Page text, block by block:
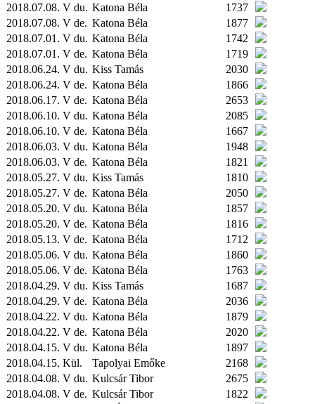
2018.07.08. V du. Katona Béla
1737
2018.07.08. V de. Katona Béla
1877
2018.07.01. V du. Katona Béla
1742
2018.07.01. V de. Katona Béla
1719
2018.06.24. V du. Kiss Tamás
2030
2018.06.24. V de. Katona Béla
1866
2018.06.17. V de. Katona Béla
2653
2018.06.10. V du. Katona Béla
2085
2018.06.10. V de. Katona Béla
1667
2018.06.03. V du. Katona Béla
1948
2018.06.03. V de. Katona Béla
1821
2018.05.27. V du. Kiss Tamás
1810
2018.05.27. V de. Katona Béla
2050
2018.05.20. V du. Katona Béla
1857
2018.05.20. V de. Katona Béla
1816
2018.05.13. V de. Katona Béla
1712
2018.05.06. V du. Katona Béla
1860
2018.05.06. V de. Katona Béla
1763
2018.04.29. V du. Kiss Tamás
1687
2018.04.29. V de. Katona Béla
2036
2018.04.22. V du. Katona Béla
1879
2018.04.22. V de. Katona Béla
2020
2018.04.15. V du. Katona Béla
1897
2018.04.15. Kül. Tapolyai Emőke
2168
2018.04.08. V du. Kulcsár Tibor
2675
2018.04.08. V de. Kulcsár Tibor
1822